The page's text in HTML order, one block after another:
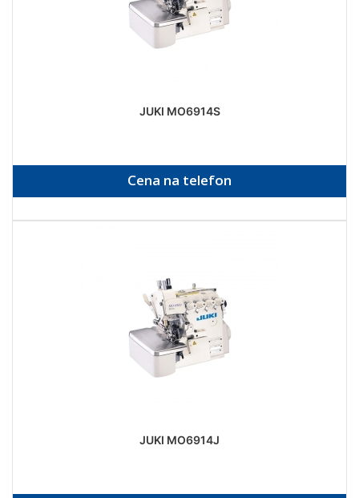
JUKI MO6914S
Cena na telefon
JUKI MO6914J